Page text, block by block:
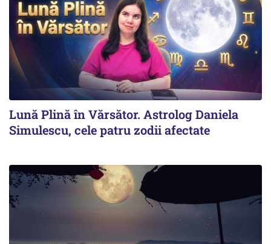
Lună Plină în Vărsător. Astrolog Daniela
Simulescu, cele patru zodii afectate